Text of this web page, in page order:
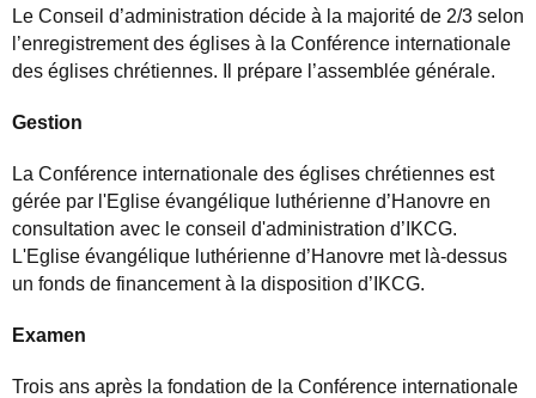
Le Conseil d’administration décide à la majorité de 2/3 selon
’enregistrement des églises à la Conférence internationale
des églises chrétiennes. Il prépare l ’assembl ée générale.
Gestion
La Conférence internationale des églises chrétiennes est
gérée par l'Eglise évangé lique luthérienne d’Hanovre en
consultation avec le conseil d'administration d’ IKCG.
L'Eglise évangé lique luthérienne d’Hanovre met l à-dessus
un fonds de financementà la disposition d’ IKCG.
Examen
Trois ans après la fondation de la Conférence internationale